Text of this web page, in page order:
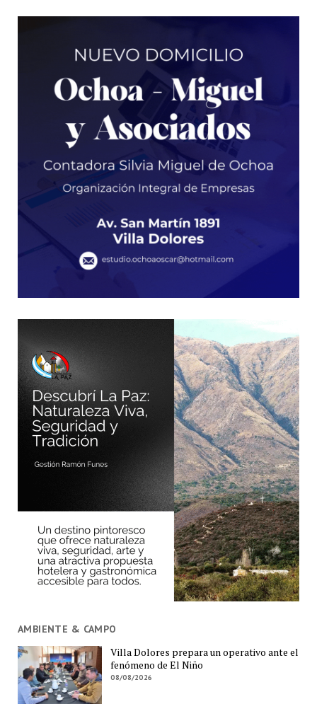
AMBIENTE & CAMPO
Villa Dolores prepara un operativo ante el
fenómeno de El Niño
08/08/2026